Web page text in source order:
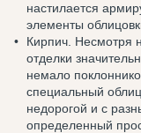
настилается
элементы
Кирпич. Несмотря
отделки
немало
специальный
недорогой и с
определенный